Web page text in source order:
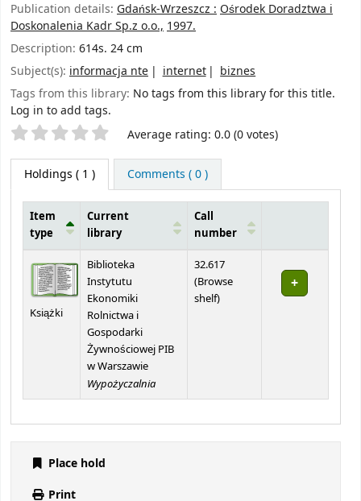
Publication details: Gdańsk-Wrzeszcz :Ośrodek Doradztwa i
Doskonalenia Kadr Sp.z o.o.,1997.
Description: 614s. 24 cm
Subject(s): informacja nte internet
biznes
Tags from this library: No tags from this library for this title.
Log in to add tags.
Star ratings Average rating: 0.0 (0 votes)
Holdings ( 1 ) Comments ( 0 )
Item
type
Current
library
Call
number
Książki
Biblioteka
Instytutu
Ekonomiki
Rolnictwa i
Gospodarki
Żywnościowej PIB
w Warszawie
Wypożyczalnia
32.617
(Browse
shelf(Opens below)
)
Place hold
Print